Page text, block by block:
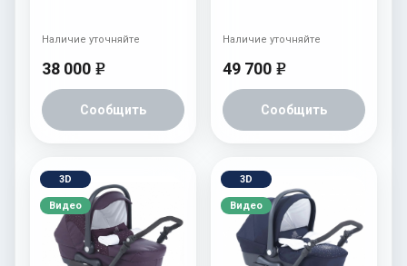
38 000 e
Сообщить
Наличие уточняйте
49 700 e
Сообщить
Наличие уточняйте
3D
Видео
3D
Видео